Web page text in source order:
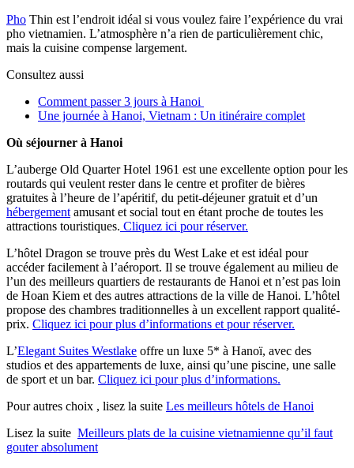
Pho Thin est l’endroit idéal si vous voulez faire l’expérience du vrai
pho vietnamien. L’atmosphère n’a rien de particulièrement chic,
mais la cuisine compense largement.
Consultez aussi
Comment passer 3 jours à Hanoi
Une journée à Hanoi, Vietnam : Un itinéraire complet
Où séjourner à Hanoi
L’auberge Old Quarter Hotel 1961 est une excellente option pour les
routards qui veulent rester dans le centre et profiter de bières
gratuites à l’heure de l’apéritif, du petit-déjeuner gratuit et d’un
hébergement amusant et social tout en étant proche de toutes les
attractions touristiques. Cliquez ici pour réserver.
L’hôtel Dragon se trouve près du West Lake et est idéal pour
accéder facilement à l’aéroport. Il se trouve également au milieu de
l’un des meilleurs quartiers de restaurants de Hanoi et n’est pas loin
de Hoan Kiem et des autres attractions de la ville de Hanoi. L’hôtel
propose des chambres traditionnelles à un excellent rapport qualité-
prix. Cliquez ici pour plus d’informations et pour réserver.
L’Elegant Suites Westlake offre un luxe 5* à Hanoï, avec des
studios et des appartements de luxe, ainsi qu’une piscine, une salle
de sport et un bar. Cliquez ici pour plus d’informations.
Pour autres choix , lisez la suite Les meilleurs hôtels de Hanoi
Lisez la suite Meilleurs plats de la cuisine vietnamienne qu’il faut
gouter absolument